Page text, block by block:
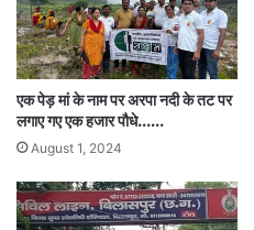
एक पेड़ मां के नाम पर अरपा नदी के तट पर
लगाए गए एक हजार पौधे……
August 1, 2024